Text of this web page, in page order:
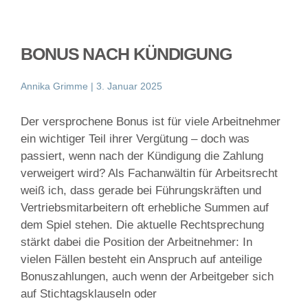
BONUS NACH KÜNDIGUNG
Annika Grimme 3. Januar 2025
Der versprochene Bonus ist für viele Arbeitnehmer
ein wichtiger Teil ihrer Vergütung – doch was
passiert, wenn nach der Kündigung die Zahlung
verweigert wird? Als Fachanwältin für Arbeitsrecht
weiß ich, dass gerade bei Führungskräften und
Vertriebsmitarbeitern oft erhebliche Summen auf
dem Spiel stehen. Die aktuelle Rechtsprechung
stärkt dabei die Position der Arbeitnehmer: In
vielen Fällen besteht ein Anspruch auf anteilige
Bonuszahlungen, auch wenn der Arbeitgeber sich
auf Stichtagsklauseln oder